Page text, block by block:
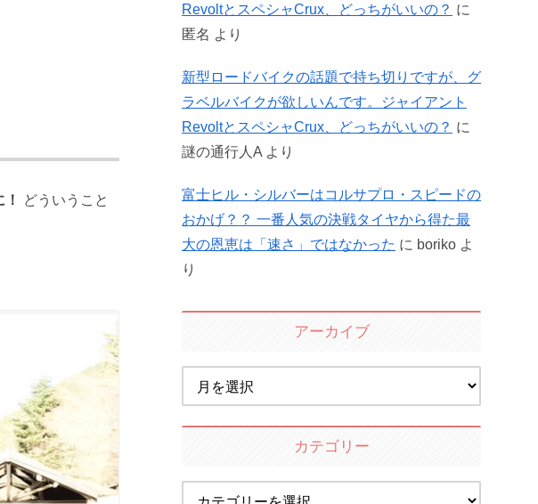
どういうこと
RevoltとスペシャCrux、どっちがいいの？ に
匿名 より
新型ロードバイクの話題で持ち切りですが、グ
ラベルバイクが欲しいんです。ジャイアント
RevoltとスペシャCrux、どっちがいいの？ に
謎の通行人A より
富士ヒル・シルバーはコルサプロ・スピードの
おかげ？？ 一番人気の決戦タイヤから得た最
大の恩恵は「速さ」ではなかった に boriko よ
り
アーカイブ
カテゴリー